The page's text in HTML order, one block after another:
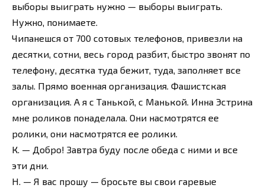
выборы выиграть нужно — выборы выиграть.
Нужно, понимаете.
Чипанешся от 700 сотовых телефонов, привезли на
десятки, сотни, весь город разбит, быстро звонят по
телефону, десятка туда бежит, туда, заполняет все
залы. Прямо военная организация. Фашистская
организация. А я с Танькой, с Манькой. Инна Эстрина
мне роликов понаделала. Они насмотрятся ее
ролики, они насмотрятся ее ролики.
К. — Добро! Завтра буду после обеда с ними и все
эти дни.
Н. — Я вас прошу — бросьте вы свои гаревые